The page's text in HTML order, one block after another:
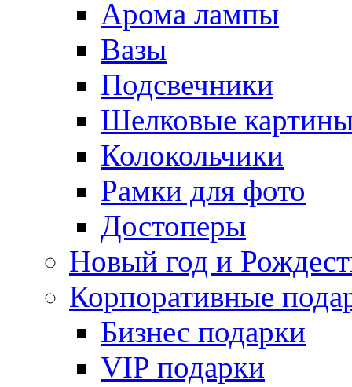
Арома лампы
Вазы
Подсвечники
Шелковые
Колокольчики
Рамки для фото
Достоперы
Новый год и
Корпоративные
Бизнес подарки
VIP подарки